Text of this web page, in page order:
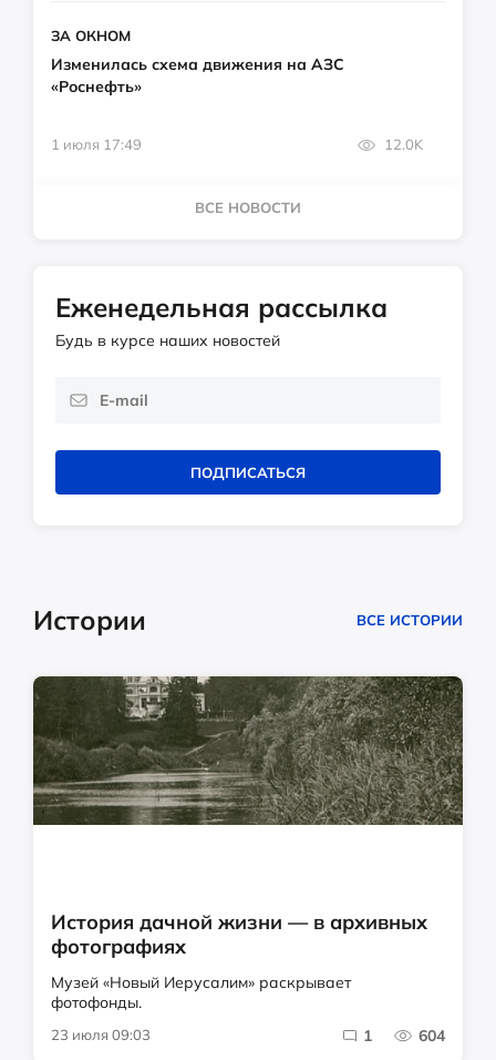
ЗА ОКНОМ
Изменилась схема движения на АЗС
«Роснефть»
1 июля 17:49 12.0K
ВСЕ НОВОСТИ
Еженедельная рассылка
Будь в курсе наших новостей
ПОДПИСАТЬСЯ
Истории ВСЕ ИСТОРИИ
История дачной жизни — в архивных
фотографиях
Музей «Новый Иерусалим» раскрывает
фотофонды.
23 июля 09:03 1 604